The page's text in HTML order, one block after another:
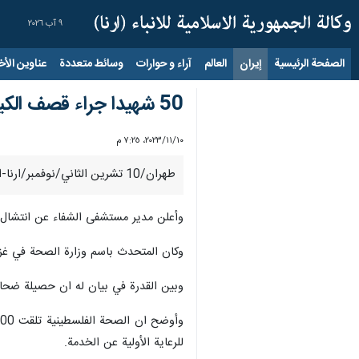
٩ آب ٢٠٢٦
الصفحة الرئيسية إيران العالم آراء و حوارات وسائط متعددة عناوين
50 شهيدا جراء قصف الكيان الاسرائيلي لمدرسة البراق في غزة
١٠‏/١١‏/٢٠٢٣، ٧:٢٥ م